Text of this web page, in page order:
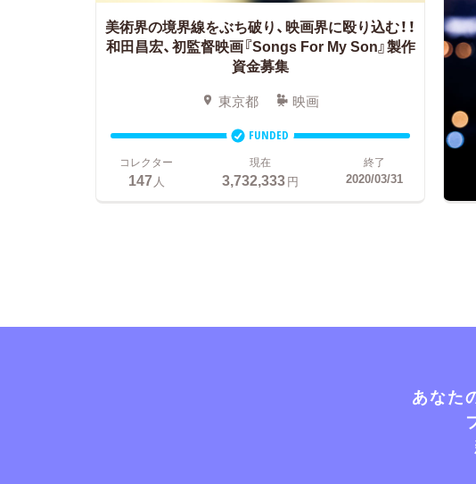
美術界の境界線をぶち破り、映画界に殴り込む！！
和田昌宏、初監督映画『Songs For My Son』製作
資金募集
東京都 映画
FUNDED
コレクター
147人
現在
3,732,333円
終了
2020/03/31
あなた